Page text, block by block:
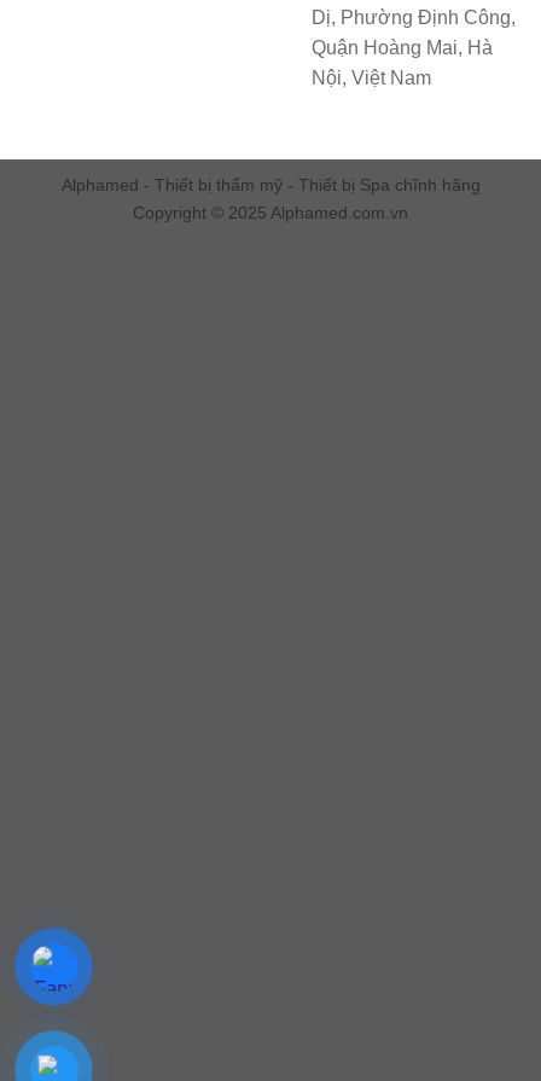
Dị, Phường Định Công,
Quận Hoàng Mai, Hà
Nội, Việt Nam
Alphamed - Thiết bị thẩm mỹ - Thiết bị Spa chĩnh hãng
Copyright © 2025 Alphamed.com.vn